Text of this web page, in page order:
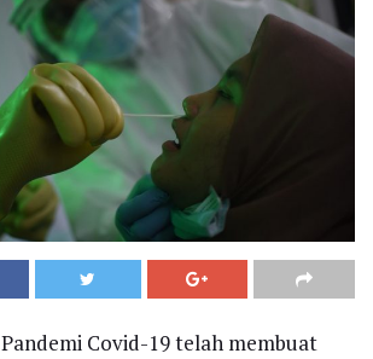
Pandemi Covid-19 telah membuat